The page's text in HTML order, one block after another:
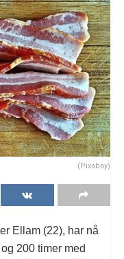
(Pixabay)
Ellam (22), har nå
200 timer med